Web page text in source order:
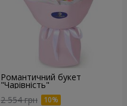
Романтичний букет
"Чарівність"
2 554 грн